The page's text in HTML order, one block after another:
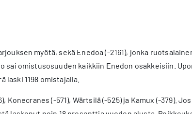
myötä, sekä Enedoa (-2161), jonka
sai omistusosuuden kaikkiin Enedon osakkeisiin.
1198 omistajalla.
(-571), Wärtsilä (-525) ja Kamux (-379).